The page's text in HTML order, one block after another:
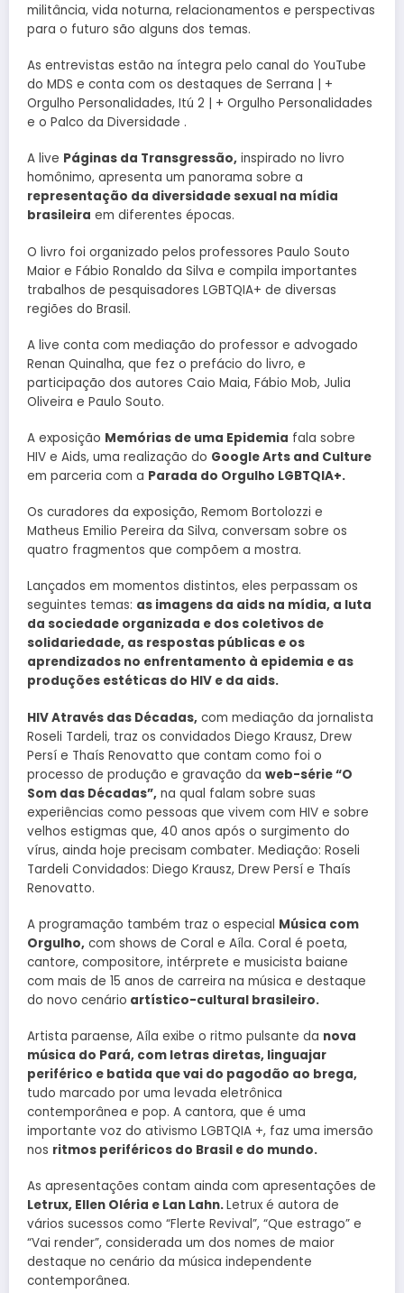
militância, vida noturna, relacionamentos e perspectivas
para o futuro são alguns dos temas.
As entrevistas estão na íntegra pelo canal do YouTube
do MDS e conta com os destaques de Serrana | +
Orgulho Personalidades, Itú 2 | + Orgulho Personalidades
e o Palco da Diversidade .
A live Páginas da Transgressão, inspirado no livro
homônimo, apresenta um panorama sobre a
representação da diversidade sexual na mídia
brasileira em diferentes épocas.
O livro foi organizado pelos professores Paulo Souto
Maior e Fábio Ronaldo da Silva e compila importantes
trabalhos de pesquisadores LGBTQIA+ de diversas
regiões do Brasil.
A live conta com mediação do professor e advogado
Renan Quinalha, que fez o prefácio do livro, e
participação dos autores Caio Maia, Fábio Mob, Julia
Oliveira e Paulo Souto.
A exposição Memórias de uma Epidemia fala sobre
HIV e Aids, uma realização do Google Arts and Culture
em parceria com a Parada do Orgulho LGBTQIA+.
Os curadores da exposição, Remom Bortolozzi e
Matheus Emilio Pereira da Silva, conversam sobre os
quatro fragmentos que compõem a mostra.
Lançados em momentos distintos, eles perpassam os
seguintes temas: as imagens da aids na mídia, a luta
da sociedade organizada e dos coletivos de
solidariedade, as respostas públicas e os
aprendizados no enfrentamento à epidemia e as
produções estéticas do HIV e da aids.
HIV Através das Décadas, com mediação da jornalista
Roseli Tardeli, traz os convidados Diego Krausz, Drew
Persí e Thaís Renovatto que contam como foi o
processo de produção e gravação da web-série “O
Som das Décadas”, na qual falam sobre suas
experiências como pessoas que vivem com HIV e sobre
velhos estigmas que, 40 anos após o surgimento do
vírus, ainda hoje precisam combater. Mediação: Roseli
Tardeli Convidados: Diego Krausz, Drew Persí e Thaís
Renovatto.
A programação também traz o especial Música com
Orgulho, com shows de Coral e Aíla. Coral é poeta,
cantore, compositore, intérprete e musicista baiane
com mais de 15 anos de carreira na música e destaque
do novo cenário artístico-cultural brasileiro.
Artista paraense, Aíla exibe o ritmo pulsante da nova
música do Pará, com letras diretas, linguajar
periférico e batida que vai do pagodão ao brega,
tudo marcado por uma levada eletrônica
contemporânea e pop. A cantora, que é uma
importante voz do ativismo LGBTQIA +, faz uma imersão
nos ritmos periféricos do Brasil e do mundo.
As apresentações contam ainda com apresentações de
Letrux, Ellen Oléria e Lan Lahn.Letrux é autora de
vários sucessos como “Flerte Revival”, “Que estrago” e
“Vai render”, considerada um dos nomes de maior
destaque no cenário da música independente
contemporânea.